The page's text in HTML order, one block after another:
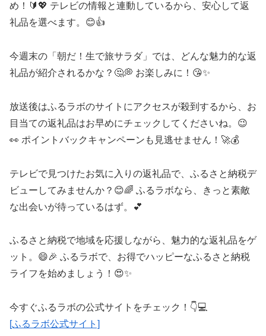
め！🔰💖 テレビの情報と連動しているから、安心して返
礼品を選べます。😊👍
今週末の「朝だ！生で旅サラダ」では、どんな魅力的な返
礼品が紹介されるかな？🤔💭 お楽しみに！😘✨
放送後はふるラボのサイトにアクセスが殺到するから、お
目当ての返礼品はお早めにチェックしてくださいね。😉
👀 ポイントバックキャンペーンも見逃せません！🚀💰
テレビで見つけたお気に入りの返礼品で、ふるさと納税デ
ビューしてみませんか？😊🌈 ふるラボなら、きっと素敵
な出会いが待っているはず。💕
ふるさと納税で地域を応援しながら、魅力的な返礼品をゲ
ット。😄🎉 ふるラボで、お得でハッピーなふるさと納税
ライフを始めましょう！😍✨
今すぐふるラボの公式サイトをチェック！👇💻
[ふるラボ公式サイト]